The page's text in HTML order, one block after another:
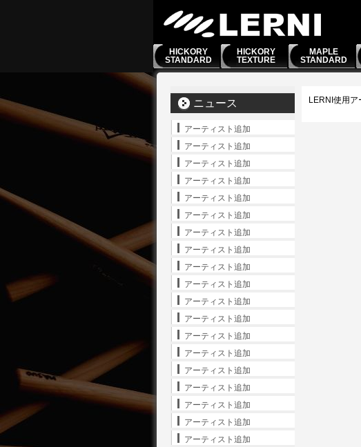
HICKORY
STANDARD
HICKORY
TEXTURE
MAPLE
STANDARD
LERNI使用ア
ニュース
アーティスト追加
アーティスト追加
アーティスト追加
アーティスト追加
アーティスト追加
アーティスト追加
アーティスト追加
アーティスト追加
アーティスト追加
アーティスト追加
アーティスト追加
アーティスト追加
アーティスト追加
アーティスト追加
アーティスト追加
アーティスト追加
アーティスト追加
アーティスト追加
アーティスト追加